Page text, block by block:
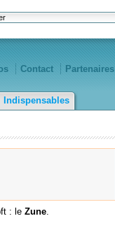
Contact Partenaires
Indispensables
: le Zune.